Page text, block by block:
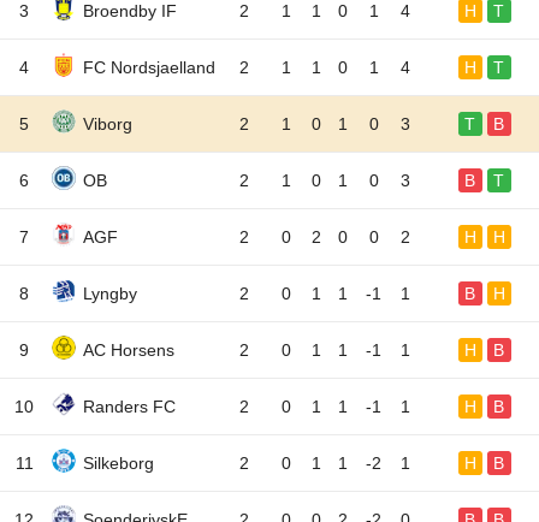
3 Broendby IF 2 1 1 0 1 4 H T
4 FC Nordsjaelland 2 1 1 0 1 4 H T
5 Viborg 2 1 0 1 0 3 T B
6 OB 2 1 0 1 0 3 B T
7 AGF 2 0 2 0 0 2 H H
8 Lyngby 2 0 1 1 -1 1 B H
9 AC Horsens 2 0 1 1 -1 1 H B
10 Randers FC 2 0 1 1 -1 1 H B
11 Silkeborg 2 0 1 1 -2 1 H B